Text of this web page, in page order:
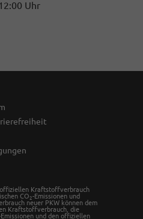
Uhr
Kraftstoffverbrauch
CO 2-Emissionen und
neuer PKW können dem
Kraftstoffverbrauch, die
Emissionen und den offiziellen